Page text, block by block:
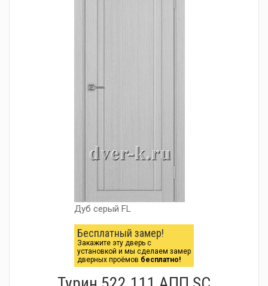
Дуб серый FL
Бесплатный замер!
Закажите эту дверь с
установкой и мы сделаем замер
дверных проёмов бесплатно!